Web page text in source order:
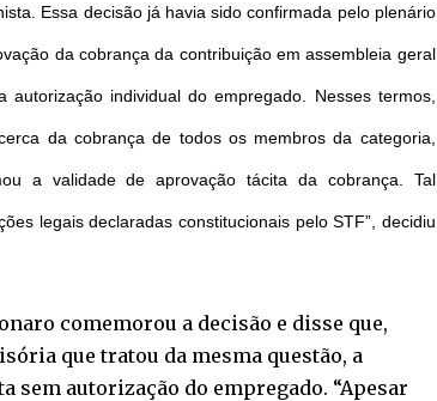
Essa decisão já havia sido confirmada pelo plenário
da cobrança da contribuição em assembleia geral
individual do empregado. Nesses termos,
da cobrança de todos os membros da categoria,
a validade de aprovação tácita da cobrança. Tal
legais declaradas constitucionais pelo STF”, decidiu
comemorou a decisão e disse que,
que tratou da mesma questão, a
autorização do empregado. “Apesar